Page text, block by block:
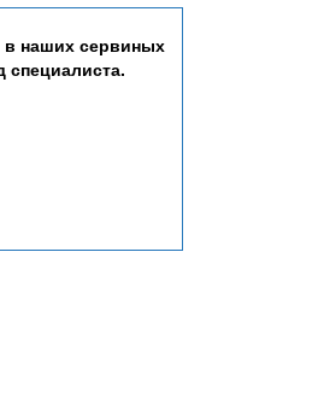
в наших сервиных
специалиста.